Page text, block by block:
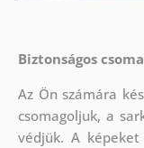
Biztonságos
Az Ön számára
csomagoljuk, a
védjük. A képeket